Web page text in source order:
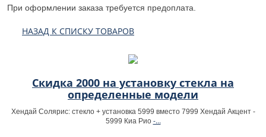
При оформлении заказа требуется предоплата.
НАЗАД К СПИСКУ ТОВАРОВ
Скидка 2000 на установку стекла на
определенные модели
Хендай Солярис: стекло + установка 5999 вместо 7999 Хендай Акцент -
5999 Киа Рио -...